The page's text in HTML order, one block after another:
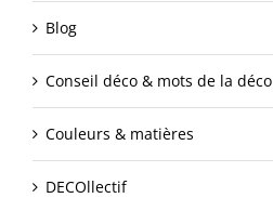
Blog
Conseil déco & mots de la déco
Couleurs & matières
DECOllectif